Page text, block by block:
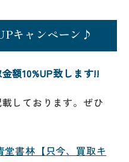
キャンペーン♪
額10%UP致します!!
しております。ぜひ
堂書林【只今、買取キ